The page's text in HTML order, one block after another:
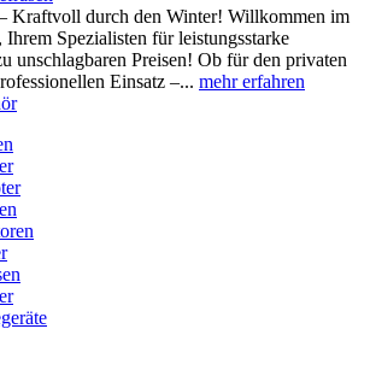
Kraftvoll durch den Winter! Willkommen im
Ihrem Spezialisten für leistungsstarke
unschlagbaren Preisen! Ob für den privaten
Einsatz –... mehr erfahren